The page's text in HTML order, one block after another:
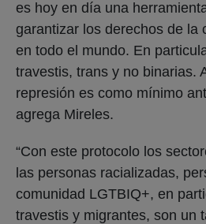
es hoy en día una
garantizar los derechos de la
en todo el mundo. En
travestis, trans y no binarias.
represión es como mínimo
agrega Mireles.
“Con este protocolo los
las personas racializadas,
comunidad LGTBIQ+, en
travestis y migrantes, son un